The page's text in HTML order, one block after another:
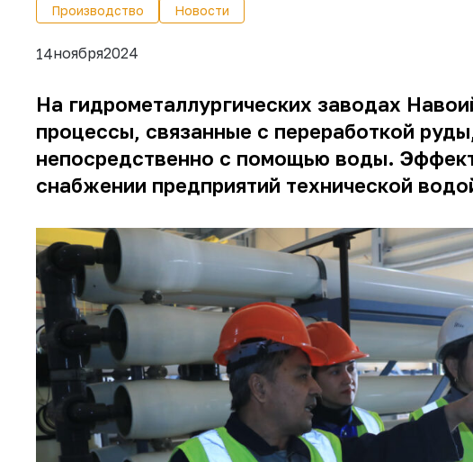
Производство Новости
14ноября2024
На гидрометаллургических заводах
процессы, связанные с переработкой
непосредственно с помощью воды.
снабжении предприятий технической